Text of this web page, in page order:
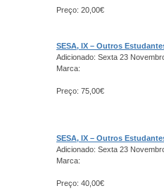
Preço: 20,00€
SESA, IX – Outros
Adicionado: Sexta 23
Marca:
Preço: 75,00€
SESA, IX – Outros
Adicionado: Sexta 23
Marca:
Preço: 40,00€